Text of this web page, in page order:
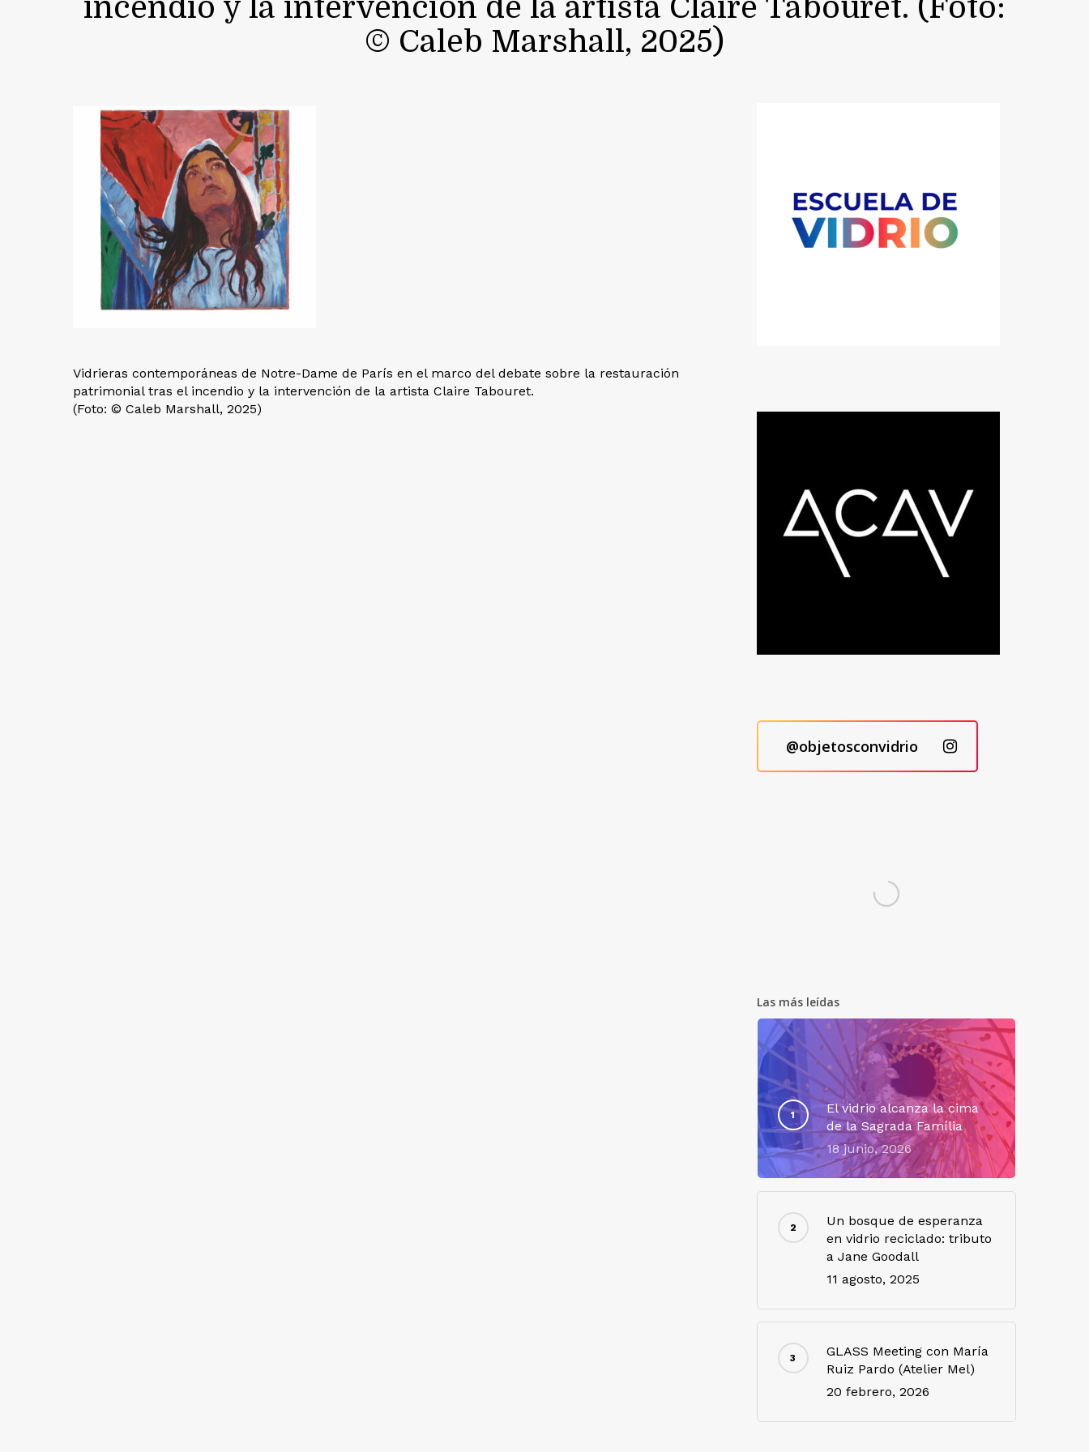
incendio y la intervención de la artista Claire Tabouret. (Foto:
© Caleb Marshall, 2025)
Vidrieras contemporáneas de Notre-Dame de París en el marco del debate sobre la restauración
patrimonial tras el incendio y la intervención de la artista Claire Tabouret.
(Foto: © Caleb Marshall, 2025)
@objetosconvidrio
Las más leídas
El vidrio alcanza la cima
de la Sagrada Família
18 junio, 2026
Un bosque de esperanza
en vidrio reciclado: tributo
a Jane Goodall
11 agosto, 2025
GLASS Meeting con María
Ruiz Pardo (Atelier Mel)
20 febrero, 2026